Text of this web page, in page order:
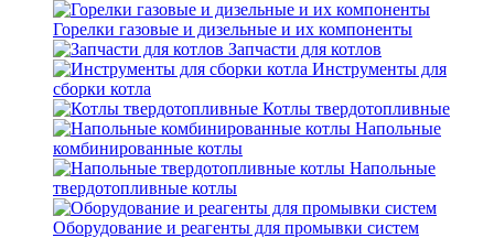
Горелки газовые и дизельные и их компоненты
Запчасти для котлов
Инструменты для
сборки котла
Котлы твердотопливные
Напольные
комбинированные котлы
Напольные
твердотопливные котлы
Оборудование и реагенты для промывки систем